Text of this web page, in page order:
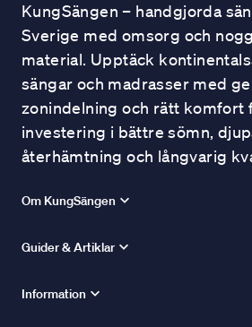
KungSängen – handgjorda
Sverige med omsorg och
material. Upptäck
sängar och madrasser med
zonindelning och rätt komfort
investering i bättre sömn,
återhämtning och långvarig
Om KungSängen
Guider & Artiklar
Information